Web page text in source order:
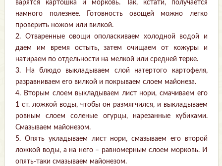
варятся картошка и морковь. Так, кстати, получается
намного полезнее. Готовность овощей можно легко
проверить ножом или вилкой.
2. Отваренные овощи ополаскиваем холодной водой и
даем им время остыть, затем очищаем от кожуры и
натираем по отдельности на мелкой или средней терке.
3. На блюдо выкладываем слой натертого картофеля,
разравниваем его вилкой и покрываем слоем майонеза.
4. Вторым слоем выкладываем лист нори, смачиваем его
1 ст. ложкой воды, чтобы он размягчился, и выкладываем
ровным слоем соленые огурцы, нарезанные кубиками.
Смазываем майонезом.
5. Опять укладываем лист нори, смазываем его второй
ложкой воды, а на него – равномерным слоем морковь. И
опять-таки смазываем майонезом.